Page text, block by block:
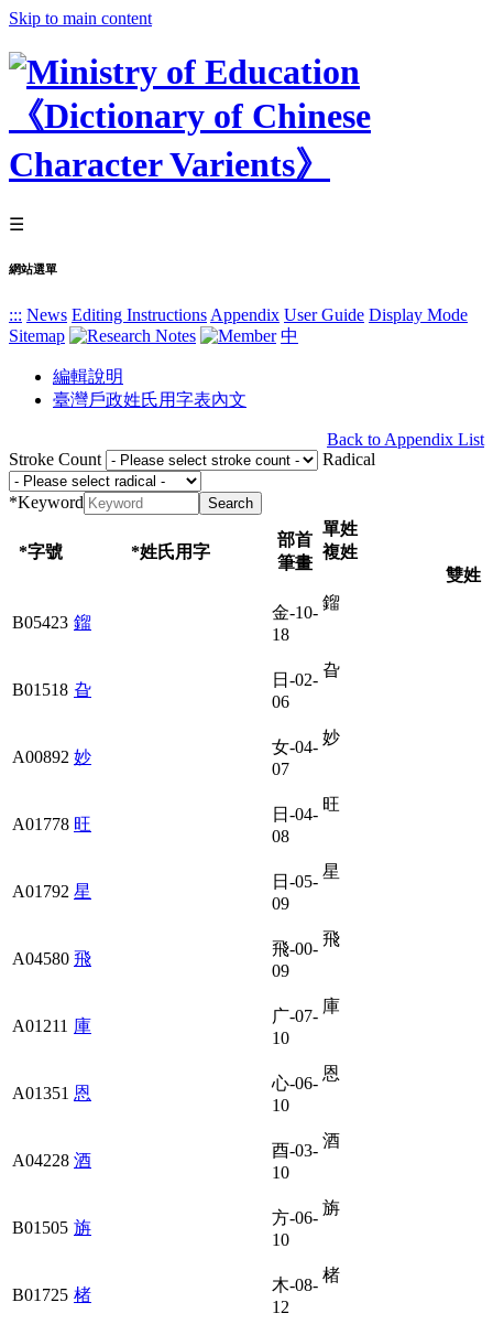
Skip to main content
☰
網站選單
::: News Editing Instructions Appendix User Guide Display Mode
Sitemap
中
編輯說明
臺灣戶政姓氏用字表內文
Back to Appendix List
Stroke Count
Radical
*Keyword
*字號 *姓氏用字
部首
筆畫
單姓
複姓
雙姓
B05423 鎦
金-10-
18
鎦
B01518 旮
日-02-
06
旮
A00892 妙
女-04-
07
妙
A01778 旺
日-04-
08
旺
A01792 星
日-05-
09
星
A04580 飛
飛-00-
09
飛
A01211 庫
广-07-
10
庫
A01351 恩
心-06-
10
恩
A04228 酒
酉-03-
10
酒
B01505 旃
方-06-
10
旃
B01725 楮
木-08-
12
楮